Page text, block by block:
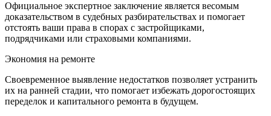
Официальное экспертное заключение является весомым
доказательством в судебных разбирательствах и помогает
отстоять ваши права в спорах с застройщиками,
подрядчиками или страховыми компаниями.
Экономия на ремонте
Своевременное выявление недостатков позволяет устранить
их на ранней стадии, что помогает избежать дорогостоящих
переделок и капитального ремонта в будущем.